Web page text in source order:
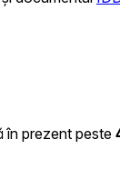
în prezent peste